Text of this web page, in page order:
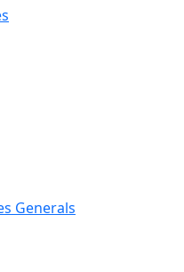
Generals